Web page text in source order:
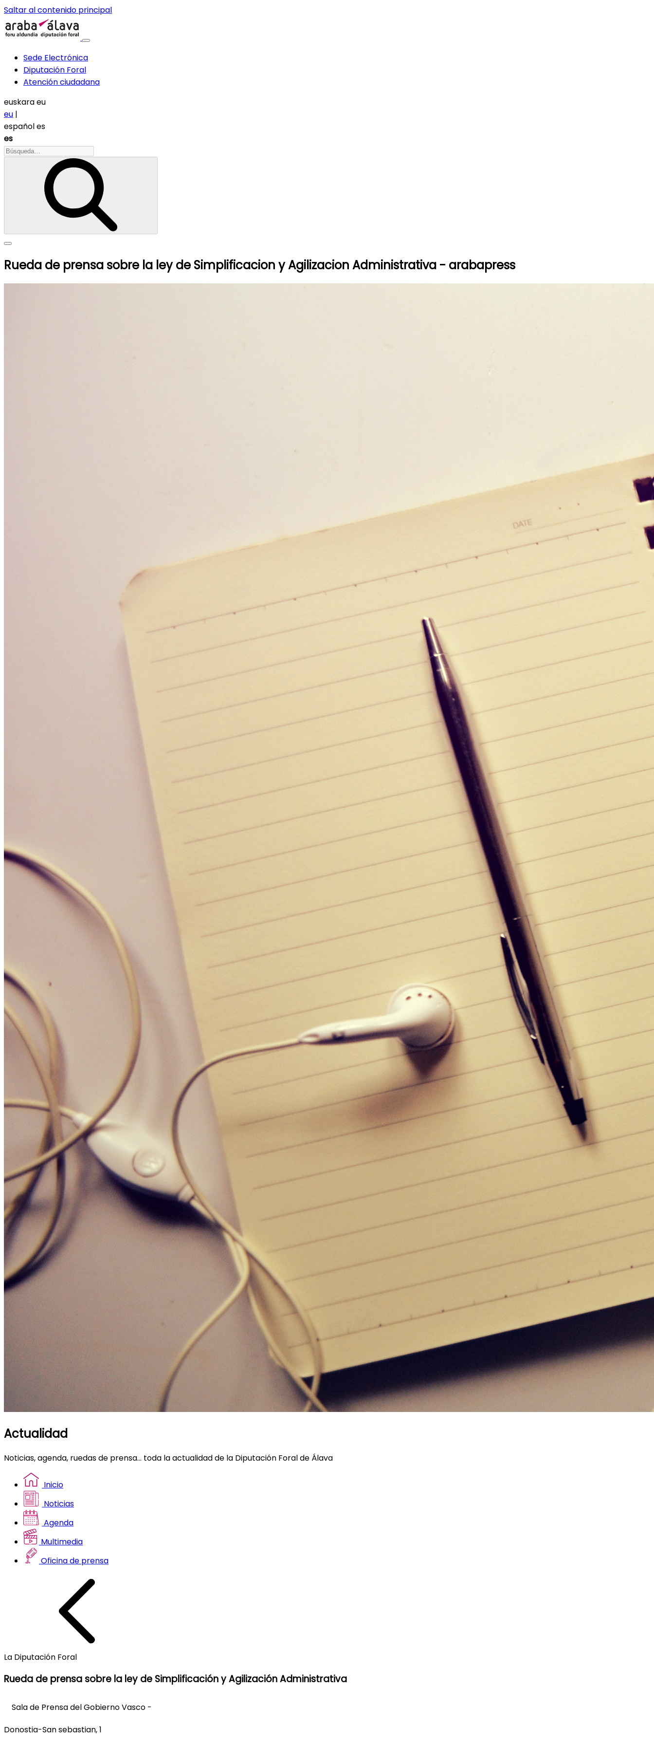
Saltar al contenido principal
Sede Electrónica
Diputación Foral
Atención ciudadana
euskaraeu
eu |
españoles
es
Rueda de prensa sobre la ley de Simplificacion y Agilizacion Administrativa - arabapress
Actualidad
Noticias, agenda, ruedas de prensa... toda la actualidad de la Diputación Foral de Álava
Inicio
Noticias
Agenda
Multimedia
Oficina de prensa
La Diputación Foral
Rueda de prensa sobre la ley de Simplificación y Agilización Administrativa
Sala de Prensa del Gobierno Vasco -
Donostia-San sebastian, 1